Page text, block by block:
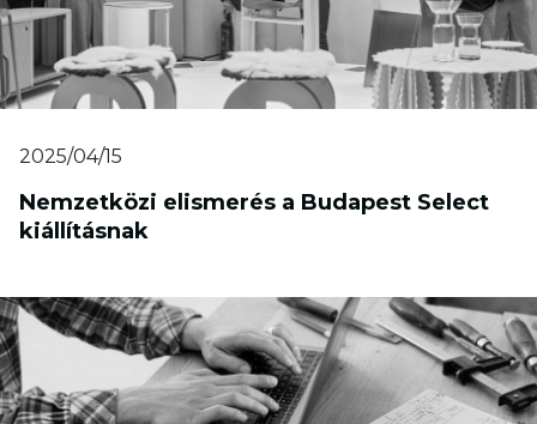
2025/04/15
Nemzetközi elismerés a Budapest Select
kiállításnak